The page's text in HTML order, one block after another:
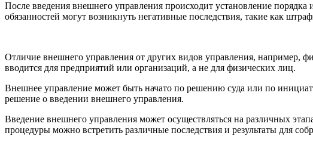
После введения внешнего управления происходит установление
обязанностей могут возникнуть негативные последствия, такие как
Отличие внешнего управления от других видов управления, например,
вводится для предприятий или организаций, а не для физических лиц.
Внешнее управление может быть начато по решению суда или по
решение о введении внешнего управления.
Введение внешнего управления может осуществляться на различных
процедуры можно встретить различные последствия и результаты для